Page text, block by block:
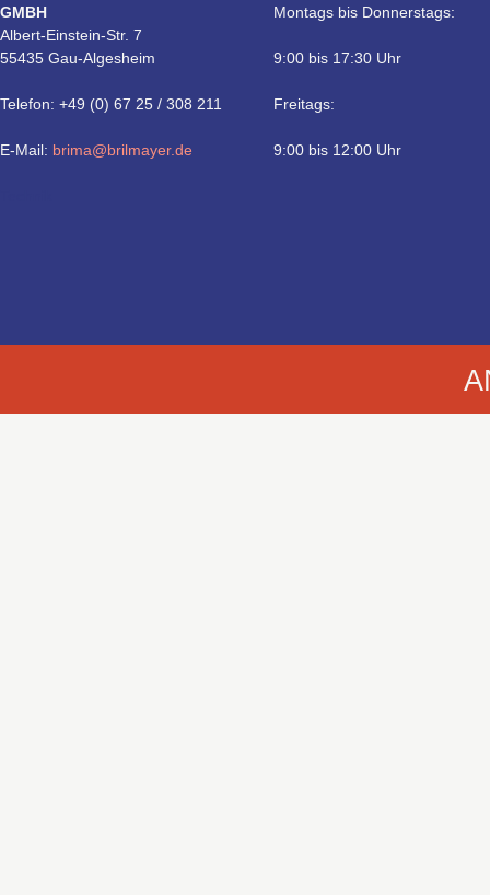
GMBH
Albert-Einstein-Str. 7
55435 Gau-Algesheim
Telefon: +49 (0) 67 25 / 308 211
E-Mail: brima@brilmayer.de
Montags bis Donnerstags:
9:00 bis 17:30 Uhr
Freitags:
9:00 bis 12:00 Uhr